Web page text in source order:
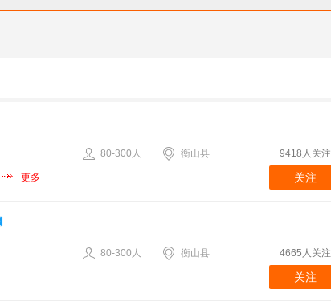
80-300人 衡山县
更多
9418人关注
关注
80-300人 衡山县 4665人关注
关注